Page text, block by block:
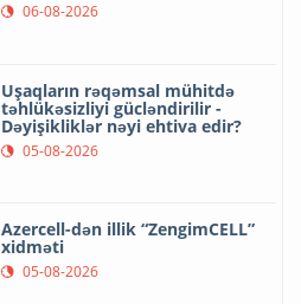
06-08-2026
Uşaqların rəqəmsal mühitdə
təhlükəsizliyi gücləndirilir -
Dəyişikliklər nəyi ehtiva edir?
05-08-2026
Azercell-dən illik “ZengimCELL”
xidməti
05-08-2026